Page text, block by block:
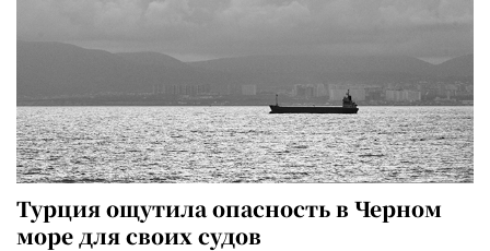
Турция ощутила опасность в Черном
море для своих судов